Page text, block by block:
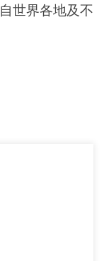
世界各地及不